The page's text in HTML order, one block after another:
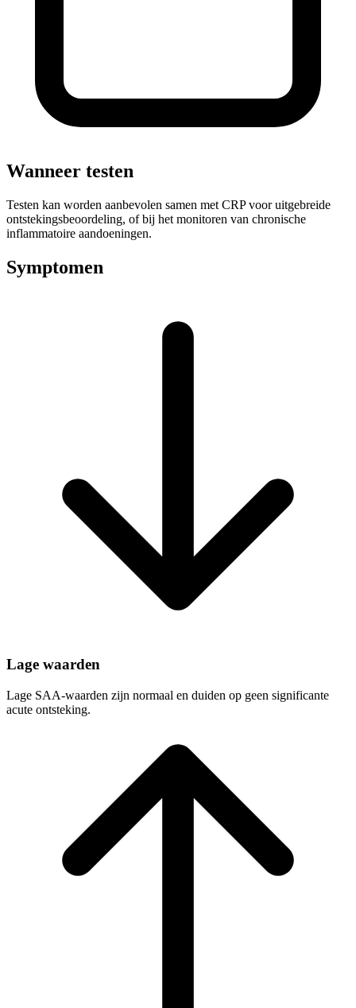
Wanneer testen
Testen kan worden aanbevolen samen met CRP voor uitgebreide
ontstekingsbeoordeling, of bij het monitoren van chronische
inflammatoire aandoeningen.
Symptomen
Lage waarden
Lage SAA-waarden zijn normaal en duiden op geen significante
acute ontsteking.